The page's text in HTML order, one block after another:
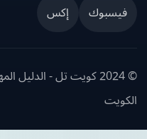
إكس
© 2024 كويت تل - الدليل